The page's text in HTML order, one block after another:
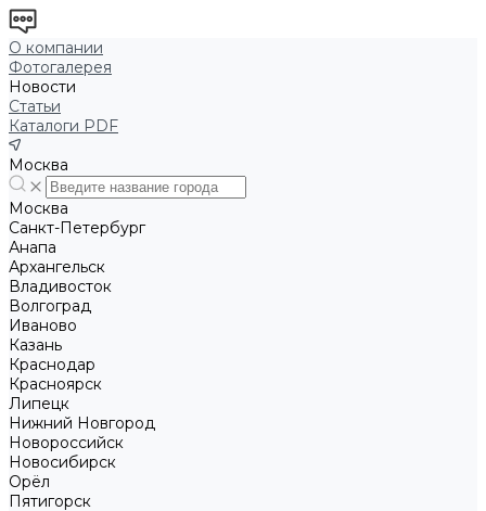
О компании
Фотогалерея
Новости
Статьи
Каталоги PDF
Москва
Москва
Санкт-Петербург
Анапа
Архангельск
Владивосток
Волгоград
Иваново
Казань
Краснодар
Красноярск
Липецк
Нижний Новгород
Новороссийск
Новосибирск
Орёл
Пятигорск